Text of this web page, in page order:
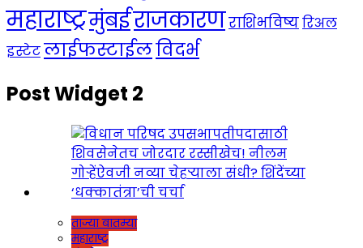
महाराष्ट्रमुंबईराजकारणराशिभविष्यरिअल
इस्टेटलाईफस्टाईलविदर्भ
Post Widget 2
ताज्या बातम्या
महाराष्ट्र